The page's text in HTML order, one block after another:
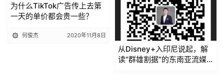
为什么TikTok广告传上去第
一天的单价都会贵一些？
何俊杰 2020年11月8日
从Disney+入印尼说起，解
读“群雄割据”的东南亚流媒